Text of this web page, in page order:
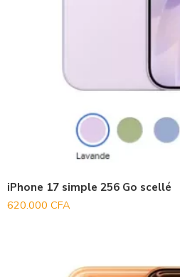
iPhone 17 simple 256 Go scellé
620.000 CFA